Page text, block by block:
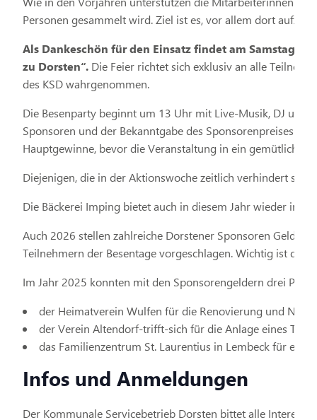
Personen gesammelt wird. Ziel ist es, vor allem dort
Als Dankeschön für den Einsatz findet am Samstag,
zu Dorsten“. Die Feier richtet sich exklusiv an alle
des KSD wahrgenommen.
Die Besenparty beginnt um 13 Uhr mit Live-Musik, DJ
Sponsoren und der Bekanntgabe des Sponsorenpreises
Hauptgewinne, bevor die Veranstaltung in ein gemütliches
Diejenigen, die in der Aktionswoche zeitlich verhindert
Die Bäckerei Imping bietet auch in diesem Jahr wieder in
Auch 2026 stellen zahlreiche Dorstener Sponsoren
Teilnehmern der Besentage vorgeschlagen. Wichtig ist
Im Jahr 2025 konnten mit den Sponsorengeldern drei
der Heimatverein Wulfen für die Renovierung und
der Verein Altendorf-trifft-sich für die Anlage eines
das Familienzentrum St. Laurentius in Lembeck für
Infos und Anmeldungen
Der Kommunale Servicebetrieb Dorsten bittet alle